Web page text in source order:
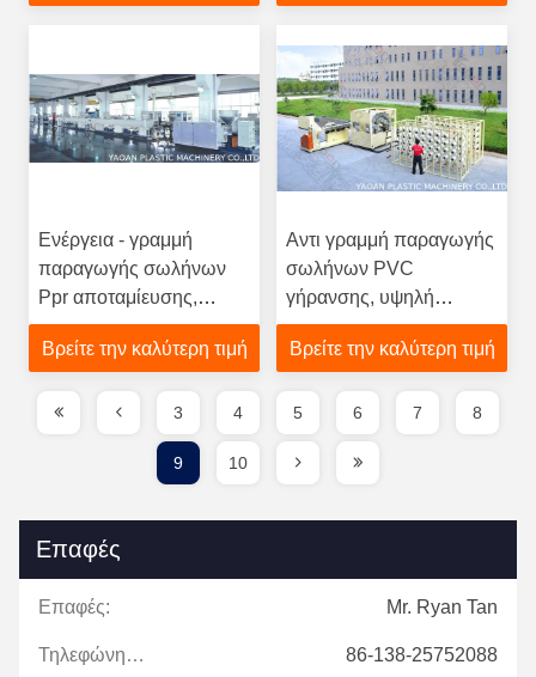
Ενέργεια - γραμμή
παραγωγής σωλήνων
Ppr αποταμίευσης,
εξοπλισμός κατασκευής
σωλήνων PVC
Βρείτε την καλύτερη τιμή
Αντι γραμμή παραγωγής
σωλήνων PVC
γήρανσης, υψηλή
ικανότητα
εγκαταστάσεων
Βρείτε την καλύτερη τιμή
3 4 5 6 7 8
9 10
Επαφές
Επαφές: Mr. Ryan Tan
Τηλεφώνημα: 86-138-25752088